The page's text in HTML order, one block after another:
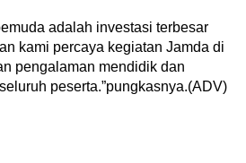
adalah investasi terbesar
kami percaya kegiatan Jamda di
pengalaman mendidik dan
peserta.”pungkasnya.(ADV)